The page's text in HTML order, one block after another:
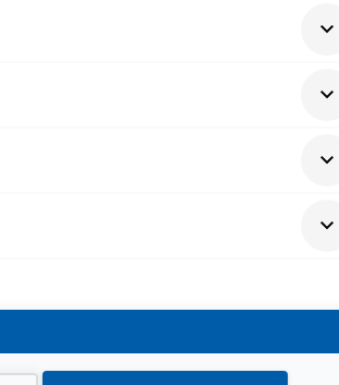
LANs, WANs, Switching und
(PSTNs) und Voice over
und die Bereitstellung von Cisco